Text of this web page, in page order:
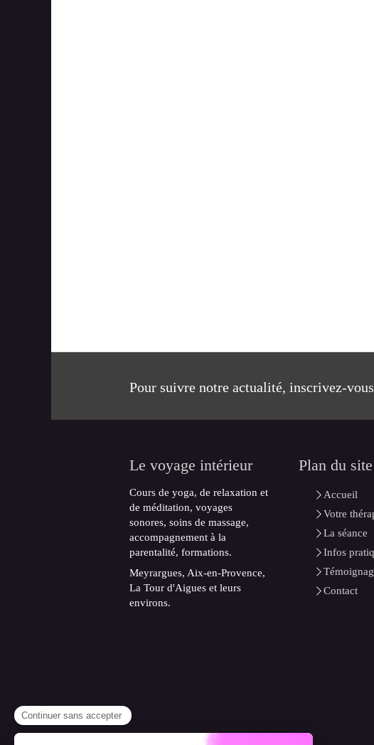
Pour suivre notre actualité, inscrivez-
Le voyage intérieur
Cours de yoga, de relaxation et
de méditation, voyages
sonores, soins de massage,
accompagnement à la
parentalité, formations.
Meyrargues, Aix-en-Provence,
La Tour d'Aigues et leurs
environs.
Plan du site
Accueil
Votre
La séance
Infos
Contact